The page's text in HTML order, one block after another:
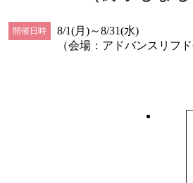
開催日時
8/1(月)～8/31(水)
（会場：アドバンスリフド